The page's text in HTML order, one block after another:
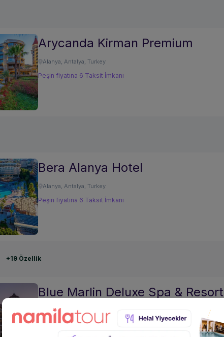
Arycanda Kirman Premium
Alanya, Antalya, Turkey
Peşin fiyatına 6 Taksit İmkanı
Bera Alanya Hotel
Alanya, Antalya, Turkey
Peşin fiyatına 6 Taksit İmkanı
+19 Özellik
Blue Marlin Deluxe Spa & Resort
Alanya, Antalya, Turkey
Peşin fiyatına 6 Taksit İmkanı